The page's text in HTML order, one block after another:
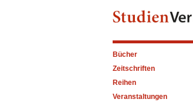
Bücher
Zeitschriften
Reihen
Veranstaltungen